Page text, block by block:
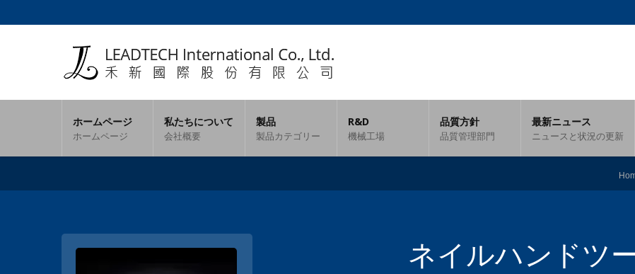
ホームページ
ホームページ
私たちについて
会社概要
製品
製品カテゴリー
R&D
機械工場
品質方針
品質管理部門
最新ニュース
ニュースと状況の更新
ネイルハンドツ